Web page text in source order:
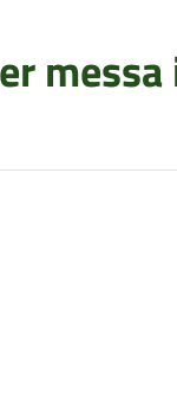
messa